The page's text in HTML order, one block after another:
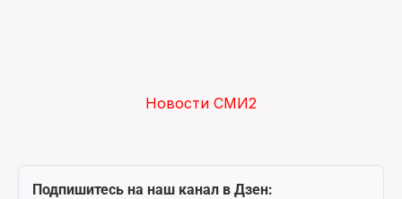
Новости СМИ2
Подпишитесь на наш канал в Дзен: